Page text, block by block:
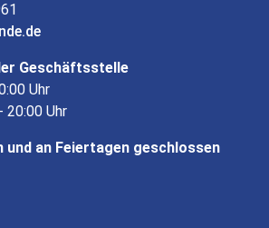
de
Geschäftsstelle
Uhr
20:00 Uhr
und an Feiertagen geschlossen